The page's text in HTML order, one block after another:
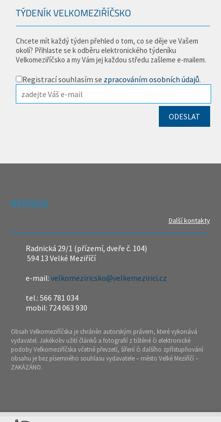
TÝDENÍK VELKOMEZIŘÍČSKO
Chcete mít každý týden přehled o tom, co se děje ve Vašem
okolí? Přihlaste se k odběru elektronického týdeníku
Velkomeziříčsko a my Vám jej každou středu zašleme e-mailem.
Registrací souhlasím se zpracováním osobních údajů.
REDAKCE
Další kontakty
Radnická 29/1 (přízemí, dveře č. 104)
594 13 Velké Meziříčí
e-mail:velkomeziricsko@velkemezirici.cz
tel.: 566 781 034
mobil: 724 063 930
Obsah Velkomeziříčska je chráněn autorským právem, které vykonává
vydavatel. Jakékoliv užití článků a fotografií z tištěné či elektronické
podoby Velkomeziříčska včetně převzetí, šíření či dalšího zpřístupňování
obsahu je bez písemného souhlasu vydavatele – město Velké Meziříčí –
ZAKÁZÁNO.